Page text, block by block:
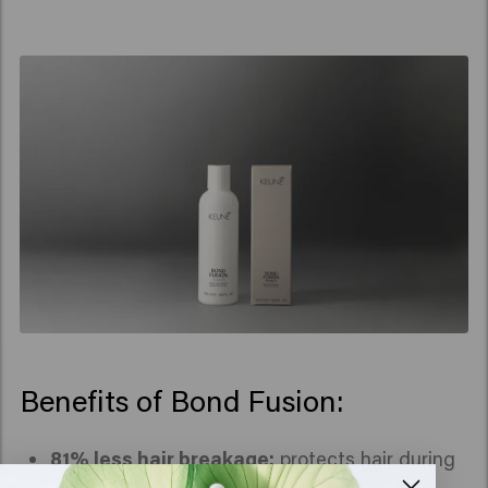
Benefits of Bond Fusion:
81% less hair breakage:protects hair during